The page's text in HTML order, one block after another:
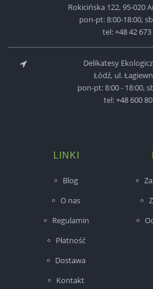
Rokicińska 122, 95-020
pon-pt: 8:00-18:00,
tel:+48 42
Delikatesy
Łódź, ul.
pon-pt: 8:00 - 18:00,
tel:+48 600
LINKI
Blog
O nas
Regulamin
Płatność
Dostawa
Kontakt